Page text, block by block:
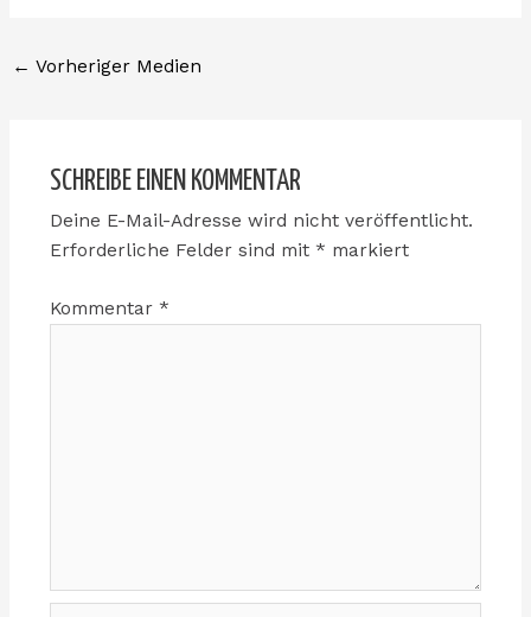
← Vorheriger Medien
SCHREIBE EINEN KOMMENTAR
Deine E-Mail-Adresse wird nicht veröffentlicht.
Erforderliche Felder sind mit * markiert
Kommentar *